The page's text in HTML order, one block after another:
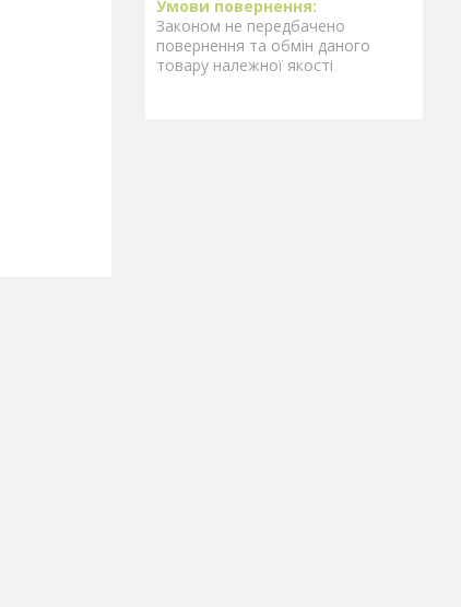
Законом не передбачено
повернення та обмін даного
товару належної якості